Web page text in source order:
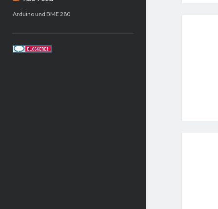
Arduino und BME 280